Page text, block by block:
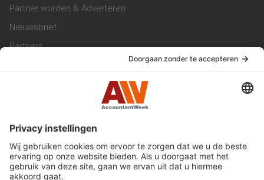
Partner worden & Adverteren
Nieuwsbrief
Partners
Werken bij ons
Privacy Statement